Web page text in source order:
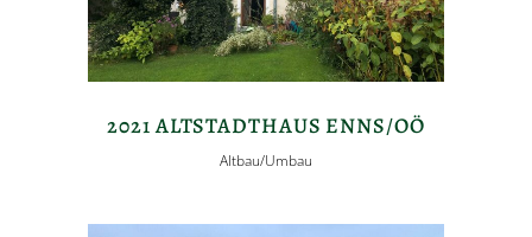
2021 ALTSTADTHAUS ENNS/OÖ
Altbau/Umbau